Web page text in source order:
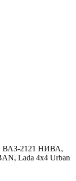
ВАЗ-2121 НИВА,
Lada 4x4 Urban